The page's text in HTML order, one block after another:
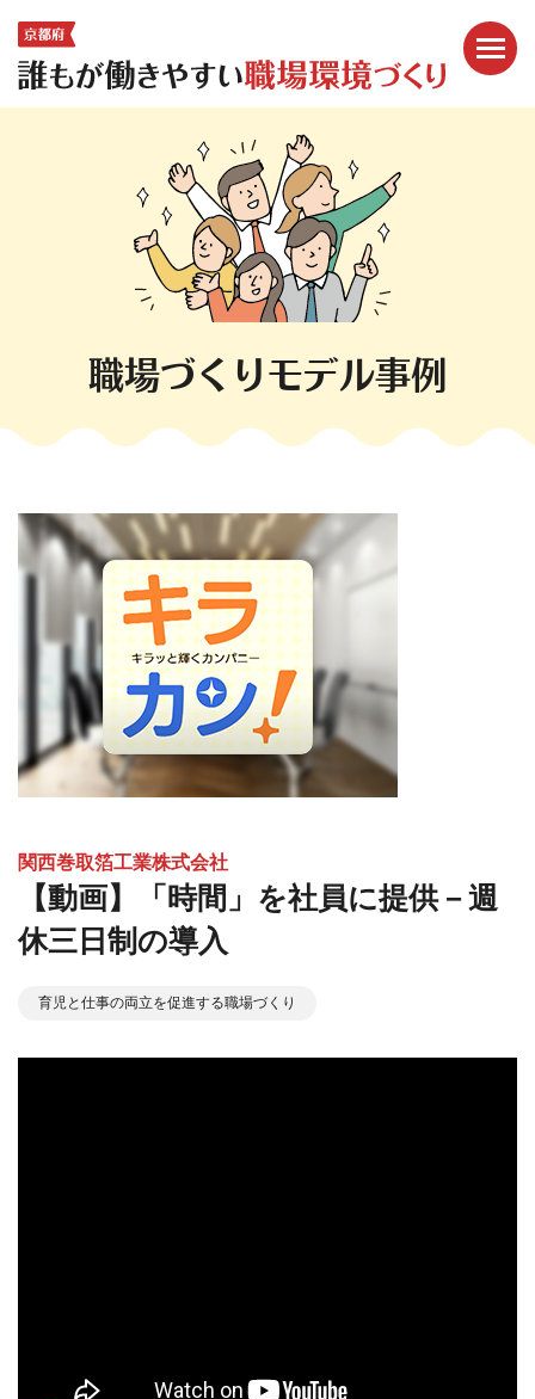
メニ
職場づくりモデル事例
関西巻取箔工業株式会社
【動画】「時間」を社員に提供－週
休三日制の導入
育児と仕事の両立を促進する職場づくり